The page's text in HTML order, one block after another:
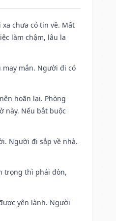
chưa có tin về. Mất
làm chậm, lâu la
mắn. Người đi có
hoãn lại. Phòng
này. Nếu bắt buộc
Người đi sắp về nhà.
trọng thì phải đòn,
yên lành. Người